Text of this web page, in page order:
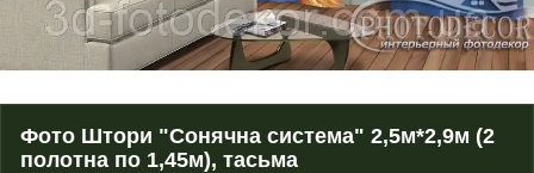
Фото Штори "Сонячна система" 2,5м*2,9м (2
полотна по 1,45м), тасьма